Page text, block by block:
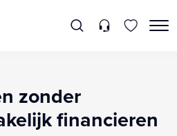
zonder
financieren